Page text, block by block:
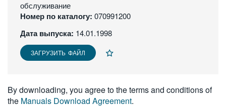
简体中文
日本語
한국어
обслуживание
Номер по каталогу: 070991200
Дата выпуска: 14.01.1998
ЗАГРУЗИТЬ ФАЙЛ
By downloading, you agree to the terms and conditions of
the Manuals Download Agreement.